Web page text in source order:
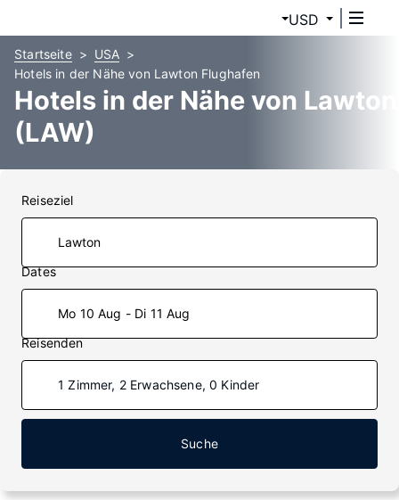
USD
Startseite
USA
Hotels in der Nähe von Lawton Flughafen
Hotels in der Nähe von Lawton
(LAW)
Reiseziel
Dates
Mo 10 Aug - Di 11 Aug
Reisenden
1 Zimmer, 2 Erwachsene, 0 Kinder
Suche